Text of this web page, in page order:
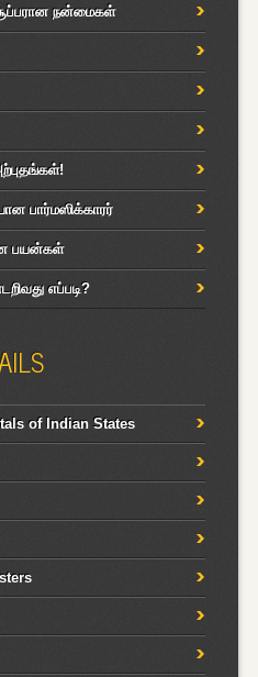
நன்மைகள்
பார்மஸிக்காரர்
பயன்கள்
எப்படி?
of Indian States